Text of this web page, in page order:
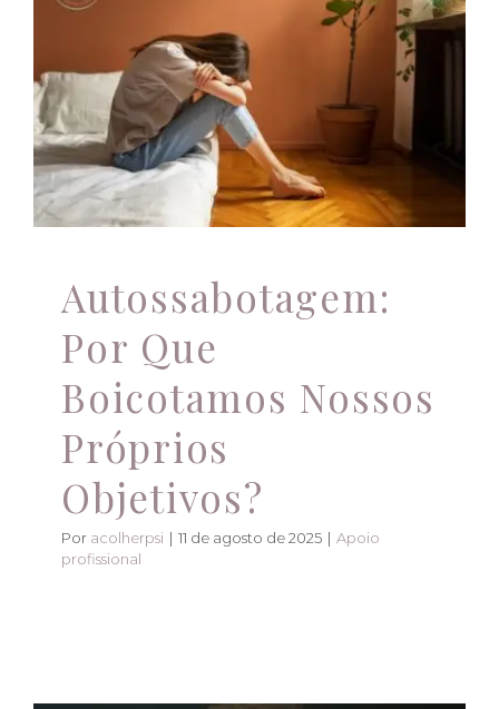
Autossabotagem: Por
Que Boicotamos
Nossos Próprios
Objetivos?
Apoio profissional
Autossabotagem:
Por Que
Boicotamos Nossos
Próprios
Objetivos?
Por acolherpsi | 11 de agosto de 2025 | Apoio
profissional